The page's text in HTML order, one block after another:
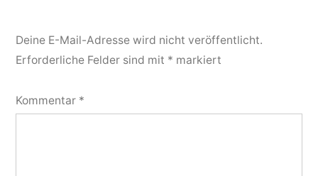
Deine E-Mail-Adresse wird nicht veröffentlicht.
Erforderliche Felder sind mit * markiert
Kommentar *